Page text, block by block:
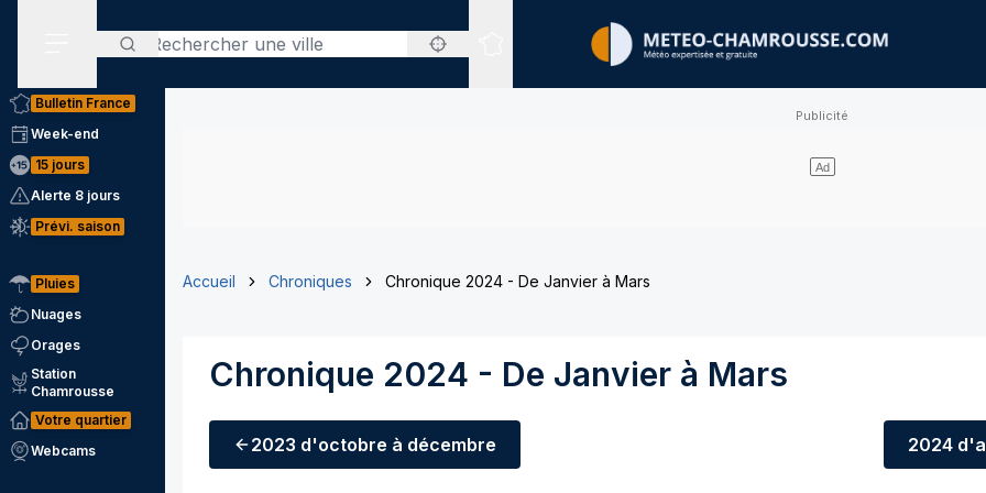
Rechercher
Sites expertisés
Bulletin France
Week-end
15 jours
Alerte 8 jours
Prévi. saison
Pluies
Nuages
Orages
Station
Chamrousse
Votre quartier
Webcams
Accueil Chroniques Chronique 2024 - De Janvier à Mars
Chronique 2024 - De Janvier à Mars
2023 d'octobre à décembre 2024